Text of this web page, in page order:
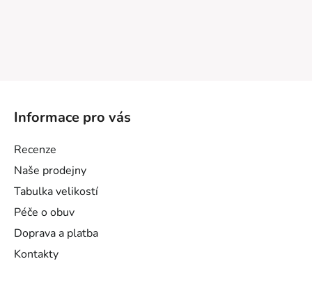
Informace pro vás
Recenze
Naše prodejny
Tabulka velikostí
Péče o obuv
Doprava a platba
Kontakty